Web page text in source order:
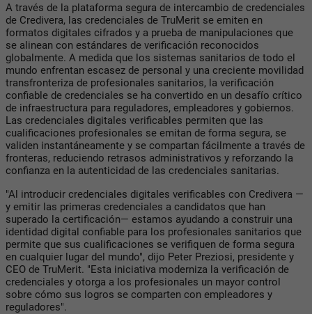
A través de la plataforma segura de intercambio de credenciales
de Credivera, las credenciales de TruMerit se emiten en
formatos digitales cifrados y a prueba de manipulaciones que
se alinean con estándares de verificación reconocidos
globalmente. A medida que los sistemas sanitarios de todo el
mundo enfrentan escasez de personal y una creciente movilidad
transfronteriza de profesionales sanitarios, la verificación
confiable de credenciales se ha convertido en un desafío crítico
de infraestructura para reguladores, empleadores y gobiernos.
Las credenciales digitales verificables permiten que las
cualificaciones profesionales se emitan de forma segura, se
validen instantáneamente y se compartan fácilmente a través de
fronteras, reduciendo retrasos administrativos y reforzando la
confianza en la autenticidad de las credenciales sanitarias.
"Al introducir credenciales digitales verificables con Credivera —
y emitir las primeras credenciales a candidatos que han
superado la certificación— estamos ayudando a construir una
identidad digital confiable para los profesionales sanitarios que
permite que sus cualificaciones se verifiquen de forma segura
en cualquier lugar del mundo", dijo Peter Preziosi, presidente y
CEO de TruMerit. "Esta iniciativa moderniza la verificación de
credenciales y otorga a los profesionales un mayor control
sobre cómo sus logros se comparten con empleadores y
reguladores".